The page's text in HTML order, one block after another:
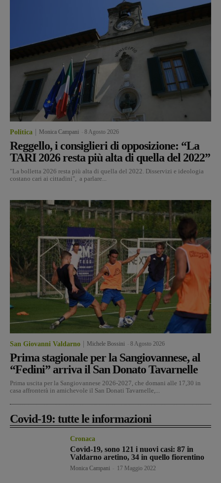
Politica Monica Campani 8 Agosto 2026
Reggello, i consiglieri di opposizione: “La
TARI 2026 resta più alta di quella del 2022”
"La bolletta 2026 resta più alta di quella del 2022. Disservizi e ideologia
costano cari ai cittadini", a parlare...
San Giovanni Valdarno Michele Bossini 8 Agosto 2026
Prima stagionale per la Sangiovannese, al
“Fedini” arriva il San Donato Tavarnelle
Prima uscita per la Sangiovannese 2026-2027, che domani alle 17,30 in
casa affronterà in amichevole il San Donati Tavarnelle,...
Covid-19: tutte le informazioni
Cronaca
Covid-19, sono 121 i nuovi casi: 87 in
Valdarno aretino, 34 in quello fiorentino
Monica Campani 17 Maggio 2022